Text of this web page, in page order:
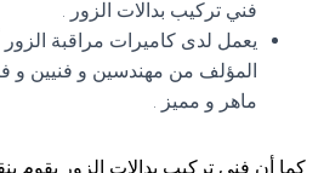
فني تركيب بدالات الزور .
يعمل لدى كاميرات مراقبة
المؤلف من مهندسين و فنيين و
ماهر و مميز .
كما أن فني تركيب بدالات الزور يقوم